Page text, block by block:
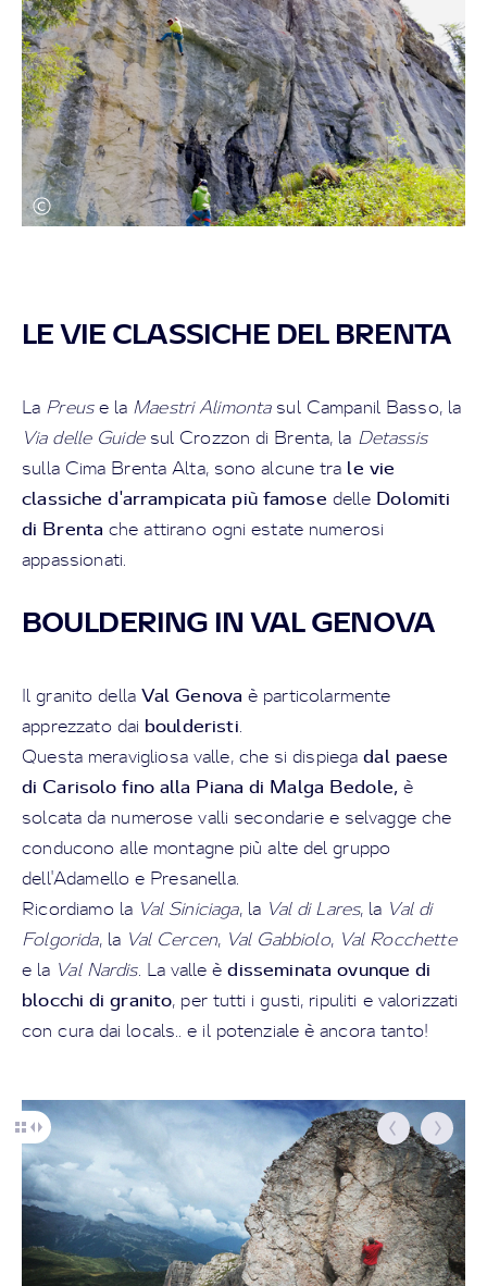
LE VIE CLASSICHE DEL BRENTA
La Preuse la Maestri Alimontasul Campanil Basso, la
Via delle Guidesul Crozzon di Brenta, la Detassis
sulla Cima Brenta Alta, sono alcune tra le vie
classiche d'arrampicata più famose delle Dolomiti
di Brenta che attirano ogni estate numerosi
appassionati.
BOULDERING IN VAL GENOVA
Il granito della Val Genova è particolarmente
apprezzato dai boulderisti.
Questa meravigliosa valle, che si dispiegadal paese
di Carisolo fino alla Piana di Malga Bedole, è
solcata da numerose valli secondarie e selvagge che
conducono alle montagne più alte del gruppo
dell'Adamello e Presanella.
Ricordiamo la Val Siniciaga, la Val di Lares, la Val di
Folgorida, la Val Cercen, Val Gabbiolo, Val Rocchette
e la Val Nardis. La valle èdisseminata ovunque di
blocchi di granito, per tutti i gusti, ripuliti e valorizzati
con cura dai locals.. e il potenziale è ancora tanto!